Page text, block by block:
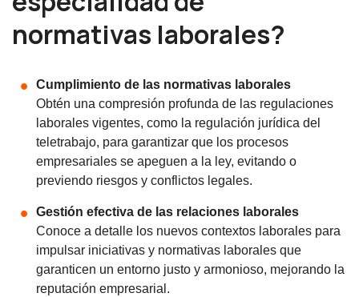
normativas laborales?
Cumplimiento de las normativas laborales
Obtén una compresión profunda de las regulaciones
laborales vigentes, como la regulación jurídica del
teletrabajo, para garantizar que los procesos
empresariales se apeguen a la ley, evitando o
previendo riesgos y conflictos legales.
Gestión efectiva de las relaciones laborales
Conoce a detalle los nuevos contextos laborales para
impulsar iniciativas y normativas laborales que
garanticen un entorno justo y armonioso, mejorando la
reputación empresarial.